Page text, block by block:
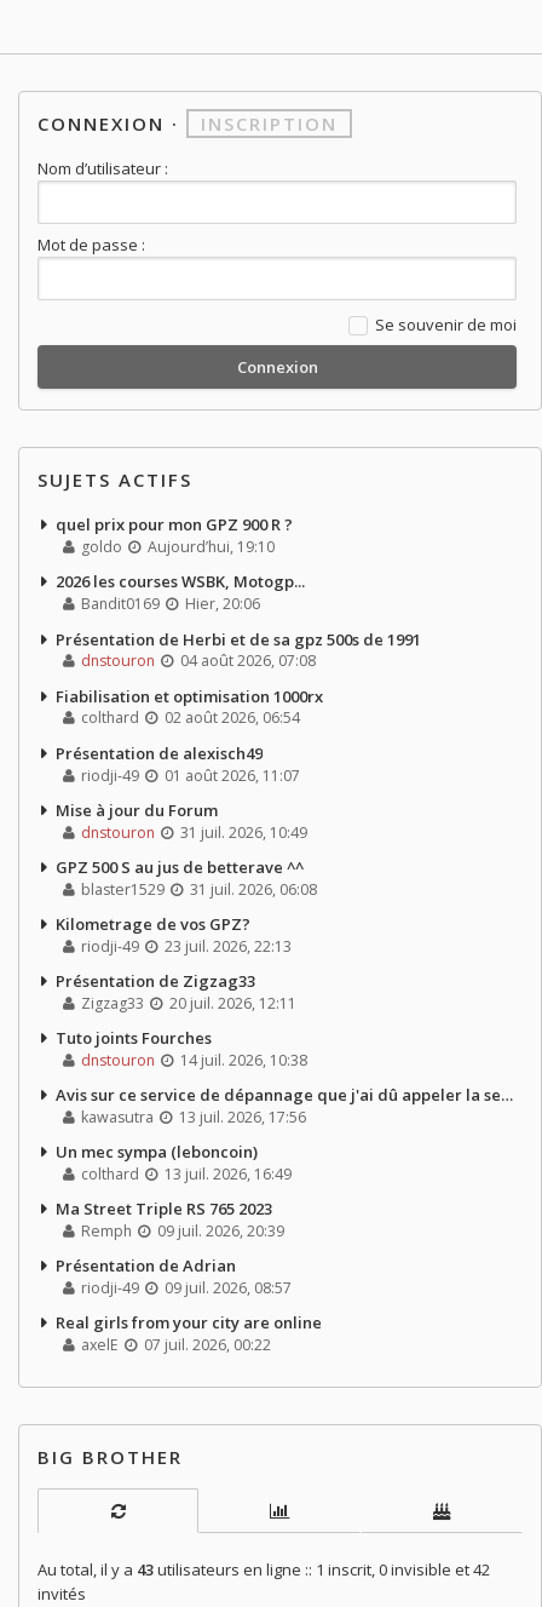
CONNEXION · INSCRIPTION
Nom d’utilisateur :
Mot de passe :
Se souvenir de moi
SUJETS ACTIFS
quel prix pour mon GPZ 900 R ?
goldo Aujourd’hui, 19:10
2026 les courses WSBK, Motogp...
Bandit0169 Hier, 20:06
Présentation de Herbi et de sa gpz 500s de 1991
dnstouron 04 août 2026, 07:08
Fiabilisation et optimisation 1000rx
colthard 02 août 2026, 06:54
Présentation de alexisch49
riodji-49 01 août 2026, 11:07
Mise à jour du Forum
dnstouron 31 juil. 2026, 10:49
GPZ 500 S au jus de betterave ^^
blaster1529 31 juil. 2026, 06:08
Kilometrage de vos GPZ?
riodji-49 23 juil. 2026, 22:13
Présentation de Zigzag33
Zigzag33 20 juil. 2026, 12:11
Tuto joints Fourches
dnstouron 14 juil. 2026, 10:38
Avis sur ce service de dépannage que j'ai dû appeler la semaine dernière
kawasutra 13 juil. 2026, 17:56
Un mec sympa (leboncoin)
colthard 13 juil. 2026, 16:49
Ma Street Triple RS 765 2023
Remph 09 juil. 2026, 20:39
Présentation de Adrian
riodji-49 09 juil. 2026, 08:57
Real girls from your city are online
axelE 07 juil. 2026, 00:22
BIG BROTHER
Au total, il y a 43utilisateurs en ligne :: 1 inscrit, 0 invisible et 42
invités